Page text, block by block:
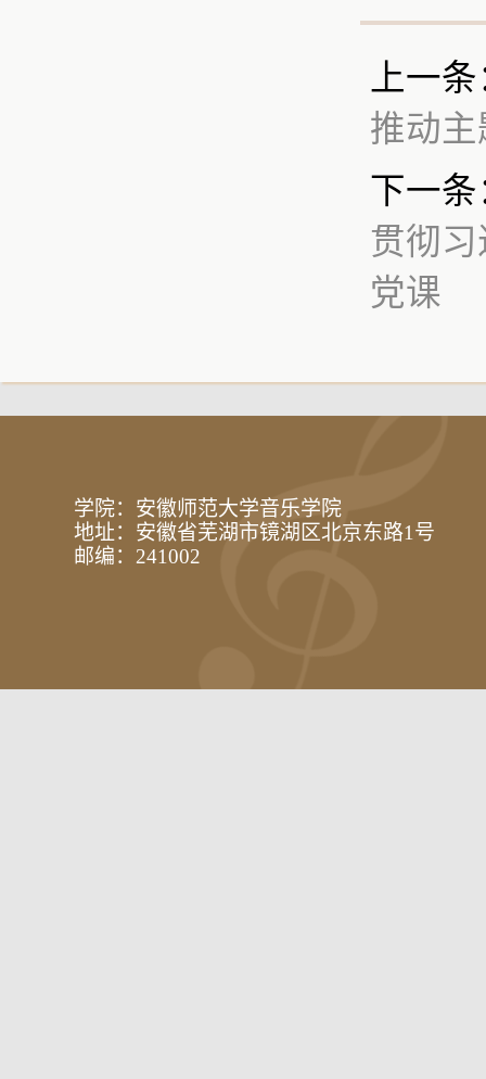
上一
推动
下一条
贯彻
党课
学院：安徽师范大学音乐学院
地址：安徽省芜湖市镜湖区北京东路1号
邮编：241002